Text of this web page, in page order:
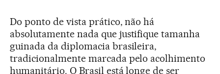
Do ponto de vista prático, não há
absolutamente nada que justifique tamanha
guinada da diplomacia brasileira,
tradicionalmente marcada pelo acolhimento
humanitário. O Brasil está longe de ser